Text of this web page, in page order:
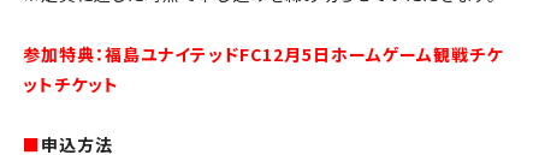
参加特典：福島ユナイテッドFC12月5日ホームゲーム観戦チケ
ットチケット
■申込方法